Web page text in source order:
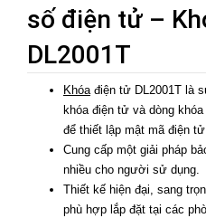
số điện tử –
DL2001T
Khóa điện tử DL2001T là
khóa điện tử và dòng
để thiết lập mật mã điện tử.
Cung cấp một giải pháp
nhiều cho người sử dụng.
Thiết kế hiện đại, sang
phù hợp lắp đặt tại các